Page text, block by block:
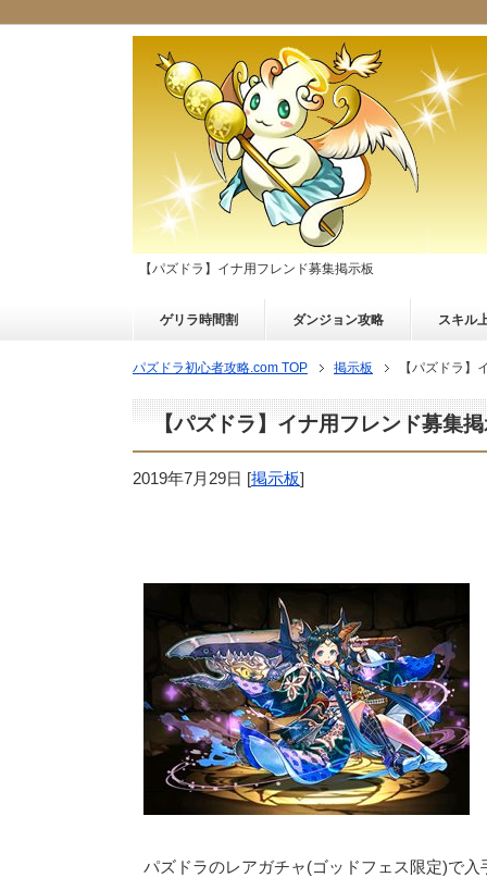
【パズドラ】イナ用フレンド募集掲示板
ゲリラ時間割 ダンジョン攻略 スキル
パズドラ初心者攻略.com TOP 掲示板 【パズドラ】
【パズドラ】イナ用フレンド募集
2019年7月29日 [掲示板]
パズドラのレアガチャ(ゴッドフェス限定)で